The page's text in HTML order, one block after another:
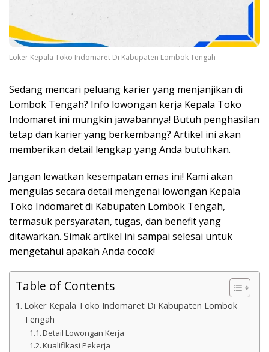
Loker Kepala Toko Indomaret Di Kabupaten Lombok Tengah
Sedang mencari peluang karier yang menjanjikan di
Lombok Tengah? Info lowongan kerja Kepala Toko
Indomaret ini mungkin jawabannya! Butuh penghasilan
tetap dan karier yang berkembang? Artikel ini akan
memberikan detail lengkap yang Anda butuhkan.
Jangan lewatkan kesempatan emas ini! Kami akan
mengulas secara detail mengenai lowongan Kepala
Toko Indomaret di Kabupaten Lombok Tengah,
termasuk persyaratan, tugas, dan benefit yang
ditawarkan. Simak artikel ini sampai selesai untuk
mengetahui apakah Anda cocok!
Table of Contents
Loker Kepala Toko Indomaret Di Kabupaten Lombok
Tengah
Detail Lowongan Kerja
Kualifikasi Pekerja